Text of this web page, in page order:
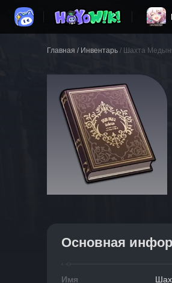
Главная / Инвентарь / Шахта
Основная
Имя